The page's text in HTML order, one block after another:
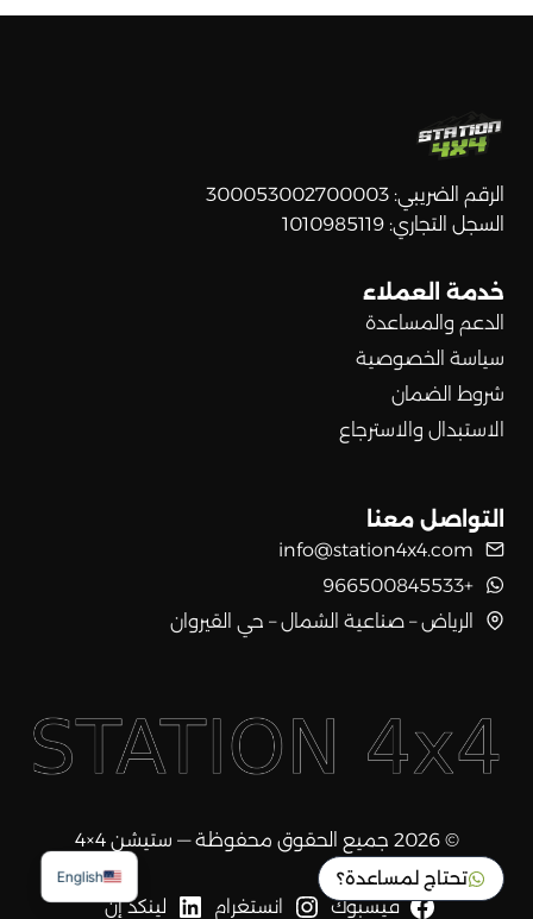
الرقم الضريبي: 300053002700003
السجل التجاري: 1010985119
خدمة العملاء
الدعم والمساعدة
سياسة الخصوصية
شروط الضمان
الاستبدال والاسترجاع
التواصل معنا
info@station4x4.com
+966500845533
الرياض – صناعية الشمال – حي القيروان
© 2026 جميع الحقوق محفوظة — ستيشن 4×4
فيسبوك انستغرام لينكد إن
تحتاج لمساعدة؟ English